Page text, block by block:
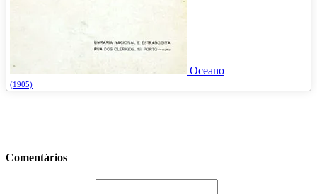
Oceano
(1905)
Comentários